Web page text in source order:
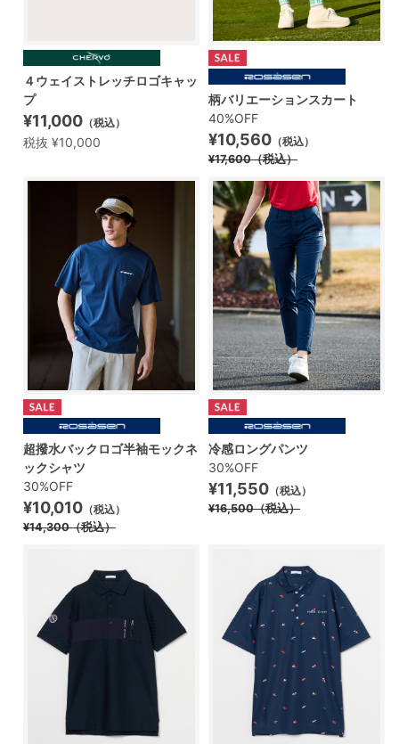
４ウェイストレッチロゴキャッ
プ
¥11,000 （税込）
税抜 ¥10,000
柄バリエーションスカート
40%OFF
¥10,560 （税込）
¥17,600（税込）
超撥水バックロゴ半袖モックネ
ックシャツ
30%OFF
¥10,010 （税込）
¥14,300（税込）
冷感ロングパンツ
30%OFF
¥11,550 （税込）
¥16,500（税込）